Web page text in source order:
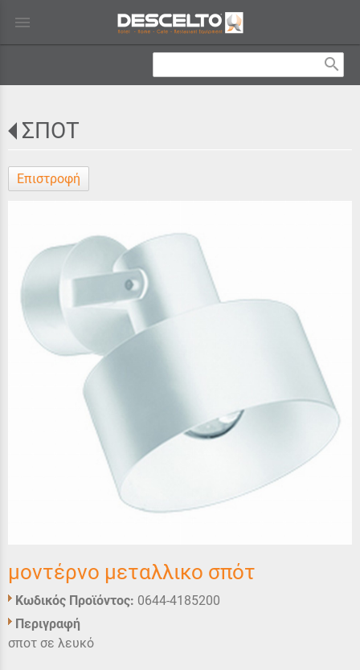
menu
search
ΣΠΟΤ
Επιστροφή
μοντέρνο μεταλλικο σπότ
Κωδικός Προϊόντος: 0644-4185200
Περιγραφή
σποτ σε λευκό